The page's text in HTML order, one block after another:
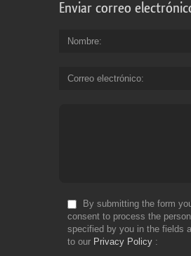
Enviar correo
Nombre
Correo electrónico
By submitting the form
consent to process the
specified by you in the fields
to our Privacy Policy